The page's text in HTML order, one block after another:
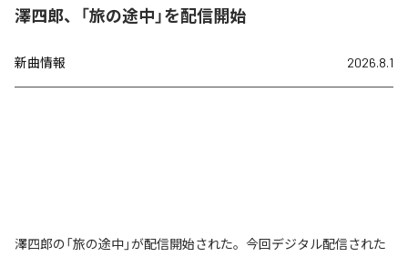
澤四郎、「旅の途中」を配信開始
新曲情報 2026.8.1
澤四郎の「旅の途中」が配信開始された。今回デジタル配信された